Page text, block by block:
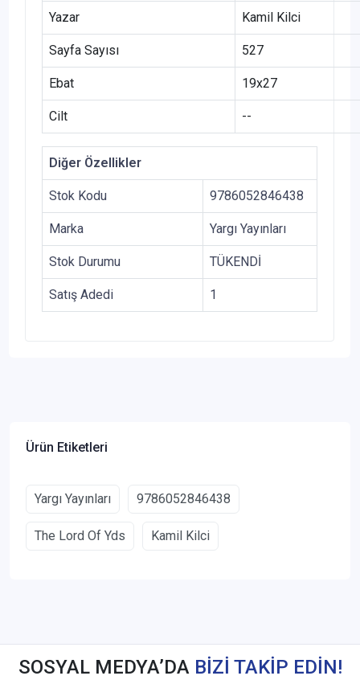
Yazar Kamil Kilci
Sayfa Sayısı 527
Ebat 19x27
Cilt --
Diğer Özellikler
Stok Kodu 9786052846438
Marka Yargı Yayınları
Stok Durumu TÜKENDİ
Satış Adedi 1
Ürün Etiketleri
Yargı Yayınları 9786052846438
The Lord Of Yds Kamil Kilci
SOSYAL MEDYA’DA BİZİ TAKİP EDİN!